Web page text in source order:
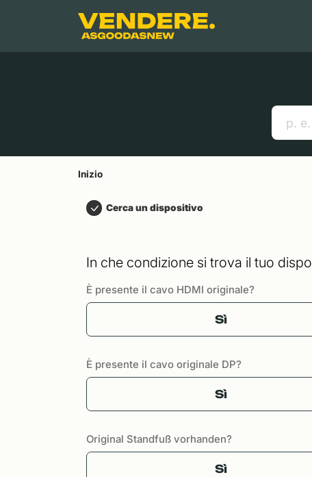
Contenuto principale
Inizio
Cerca un dispositivo
In che condizione si trova il tuo
È presente il cavo HDMI originale?
Sì
È presente il cavo originale DP?
Sì
Original Standfuß vorhanden?
Sì